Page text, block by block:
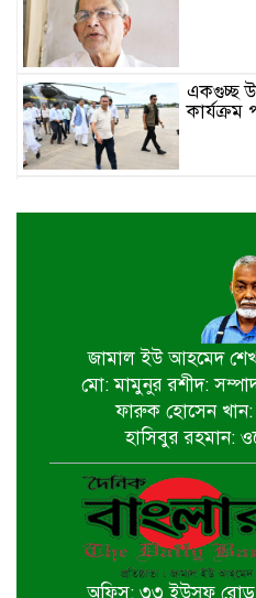
একগুচ্ছ
কার্যক্রম
ও
হাজার
বৃক্ষরোপণ
জামাল ইউ আহমেদ
মো: মামুনুর রশীদ:
ফারুক হোসেন খান:
হাসিবুর রহমান:
অফিস: ৩৩ ইউসুফ রোড়